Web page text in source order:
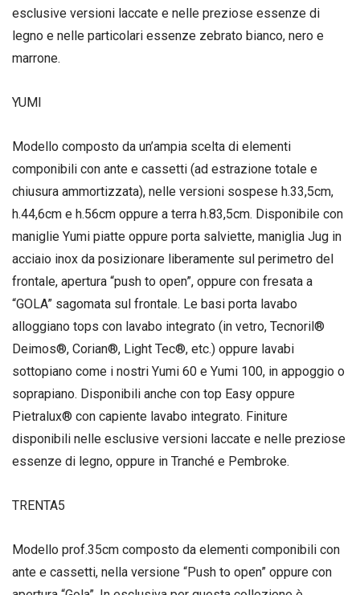
esclusive versioni laccate e nelle preziose essenze di
legno e nelle particolari essenze zebrato bianco, nero e
marrone.
YUMI
Modello composto da un’ampia scelta di elementi
componibili con ante e cassetti (ad estrazione totale e
chiusura ammortizzata), nelle versioni sospese h.33,5cm,
h.44,6cm e h.56cm oppure a terra h.83,5cm. Disponibile con
maniglie Yumi piatte oppure porta salviette, maniglia Jug in
acciaio inox da posizionare liberamente sul perimetro del
frontale, apertura “push to open”, oppure con fresata a
“GOLA” sagomata sul frontale. Le basi porta lavabo
alloggiano tops con lavabo integrato (in vetro, Tecnoril®
Deimos®, Corian®, Light Tec®, etc.) oppure lavabi
sottopiano come i nostri Yumi 60 e Yumi 100, in appoggio o
soprapiano. Disponibili anche con top Easy oppure
Pietralux® con capiente lavabo integrato. Finiture
disponibili nelle esclusive versioni laccate e nelle preziose
essenze di legno, oppure in Tranché e Pembroke.
TRENTA5
Modello prof.35cm composto da elementi componibili con
ante e cassetti, nella versione “Push to open” oppure con